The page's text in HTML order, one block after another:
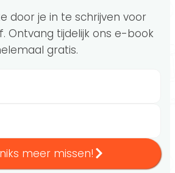
door je in te schrijven voor
Ontvang tijdelijk ons e-book
gratis.
meer missen!